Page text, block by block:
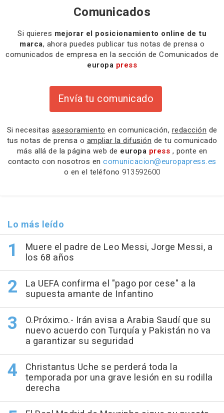
Comunicados
Si quieres mejorar el posicionamiento online de tu
marca, ahora puedes publicar tus notas de prensa o
comunicados de empresa en la sección de Comunicados de
europa press
Envía tu comunicado
Si necesitas asesoramiento en comunicación, redacción de
tus notas de prensa o ampliar la difusión de tu comunicado
más allá de la página web de europa press , ponte en
contacto con nosotros en comunicacion@europapress.es
o en el teléfono 913592600
Lo más leído
Muere el padre de Leo Messi, Jorge Messi, a
los 68 años
La UEFA confirma el "pago por cese" a la
supuesta amante de Infantino
O.Próximo.- Irán avisa a Arabia Saudí que su
nuevo acuerdo con Turquía y Pakistán no va
a garantizar su seguridad
Christantus Uche se perderá toda la
temporada por una grave lesión en su rodilla
derecha